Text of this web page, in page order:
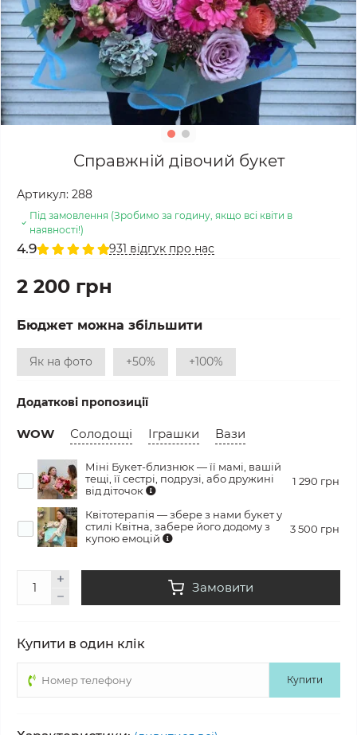
Справжній дівочий букет
Артикул: 288
Під замовлення (Зробимо за годину, якщо всі квіти в
наявності!)
4.9 931 відгук про нас
2 200 грн
Бюджет можна збільшити
Як на фото +50% +100%
Додаткові пропозиції
WOW Солодощі Іграшки Вази
Міні Букет-близнюк — її мамі, вашій
тещі, її сестрі, подрузі, або дружині
від діточок
1 290 грн
Квітотерапія — збере з нами букет у
стилі Квітна, забере його додому з
купою емоцій
3 500 грн
Замовити
Купити в один клік
Купити